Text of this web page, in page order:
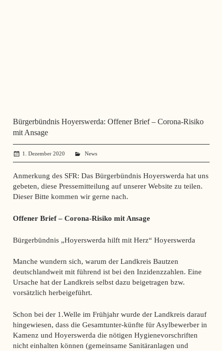
Bürgerbündnis Hoyerswerda: Offener Brief – Corona-Risiko
mit Ansage
1. Dezember 2020 administrator
News
Anmerkung des SFR: Das Bürgerbündnis Hoyerswerda hat uns
gebeten, diese Pressemitteilung auf unserer Website zu teilen.
Dieser Bitte kommen wir gerne nach.
Offener Brief – Corona-Risiko mit Ansage
Bürgerbündnis „Hoyerswerda hilft mit Herz“ Hoyerswerda
Manche wundern sich, warum der Landkreis Bautzen
deutschlandweit mit führend ist bei den Inzidenzzahlen. Eine
Ursache hat der Landkreis selbst dazu beigetragen bzw.
vorsätzlich herbeigeführt.
Schon bei der 1.Welle im Frühjahr wurde der Landkreis darauf
hingewiesen, dass die Gesamtunter-künfte für Asylbewerber in
Kamenz und Hoyerswerda die nötigen Hygienevorschriften
nicht einhalten können (gemeinsame Sanitäranlagen und